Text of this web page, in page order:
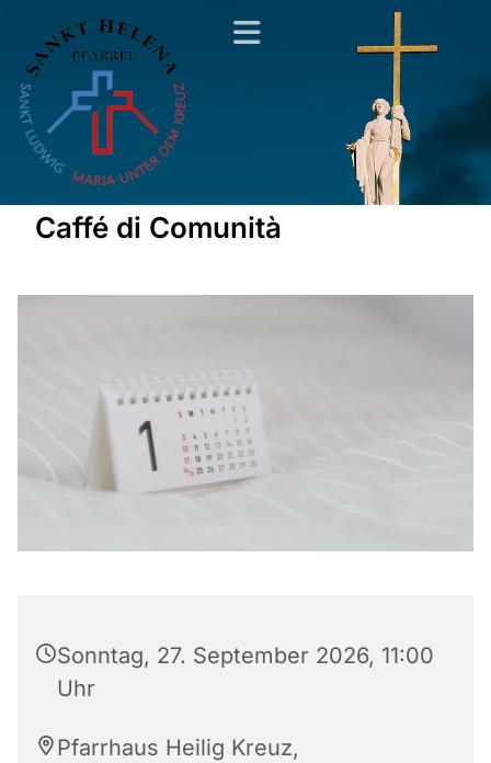
Caffé di Comunità
Sonntag, 27. September 2026, 11:00
Uhr
Pfarrhaus Heilig Kreuz,